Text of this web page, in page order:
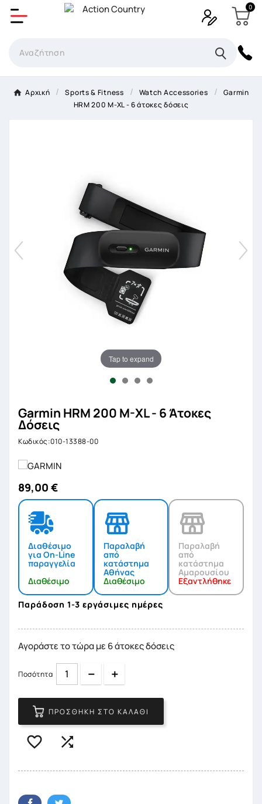
0
Αρχική Sports & Fitness Watch Accessories
Garmin
HRM 200 M-XL - 6 άτοκες δόσεις
Tap to expand
Garmin HRM 200 M-XL - 6 Άτοκες
Δόσεις
Κωδικός:010-13388-00
89,00 €
Διαθέσιμο
για On-Line
παραγγελία
Διαθέσιμο
Παραλαβή
από
κατάστημα
Αθήνας
Διαθέσιμο
Παραλαβή
από
κατάστημα
Αμαρουσίου
Εξαντλήθηκε
Παράδοση 1-3 εργάσιμες ημέρες
Αγοράστε το τώρα με 6 άτοκες δόσεις
Ποσότητα Quantity
ΠΡΟΣΘΉΚΗ ΣΤΟ ΚΑΛΆΘΙ
 
Δημιουργία λίστα επιθυμητών
×
Όνομα Λίστα επιθυμιτών
Δημιουργία λίστα επιθυμητών